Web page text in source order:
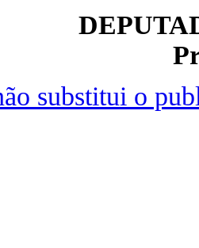
substitui o